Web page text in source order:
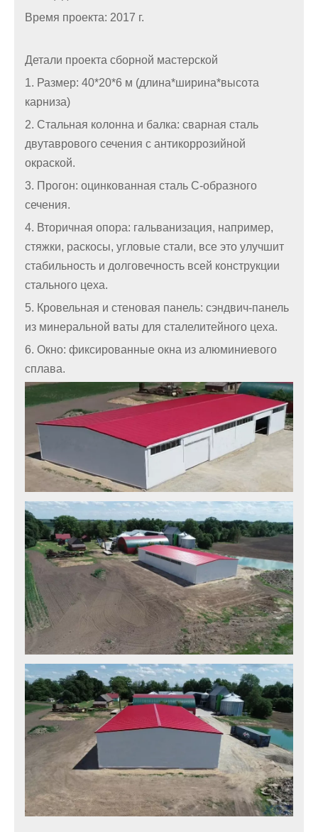
Время проекта: 2017 г.
Детали проекта сборной мастерской
1. Размер: 40*20*6 м (длина*ширина*высота
карниза)
2. Стальная колонна и балка: сварная сталь
двутаврового сечения с антикоррозийной
окраской.
3. Прогон: оцинкованная сталь С-образного
сечения.
4. Вторичная опора: гальванизация, например,
стяжки, раскосы, угловые стали, все это улучшит
стабильность и долговечность всей конструкции
стального цеха.
5. Кровельная и стеновая панель: сэндвич-панель
из минеральной ваты для сталелитейного цеха.
6. Окно: фиксированные окна из алюминиевого
сплава.